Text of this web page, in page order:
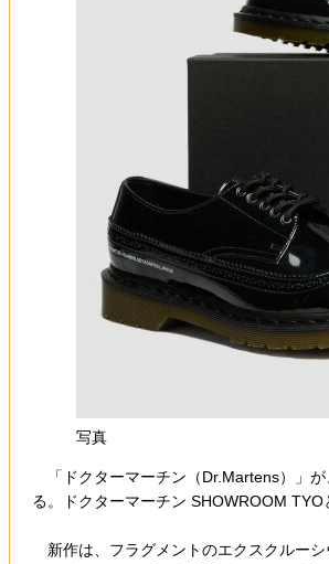
写真
「ドクターマーチン（Dr.Martens）」
る。ドクターマーチン SHOWROOM
新作は、フラグメントのエクスクルー